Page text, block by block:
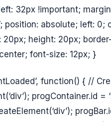
32px !important;
position: absolute; left: 0;
height: 20px;
font-size: 12px; }
function() { //
progContainer.id =